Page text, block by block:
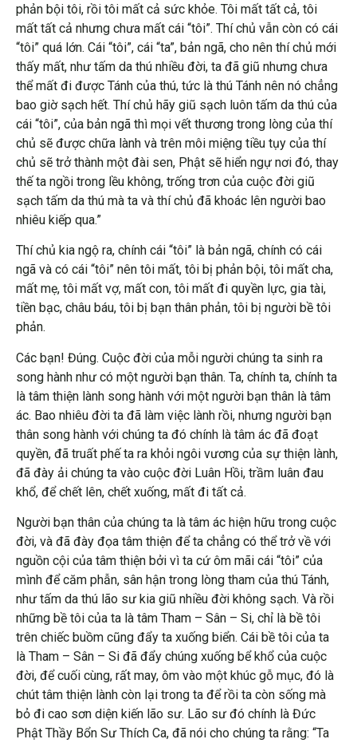
phản bội tôi, rồi tôi mất cả sức khỏe. Tôi mất tất cả, tôi
mất tất cả nhưng chưa mất cái “tôi”. Thí chủ vẫn còn có cái
“tôi” quá lớn. Cái “tôi”, cái “ta”, bản ngã, cho nên thí chủ mới
thấy mất, như tấm da thú nhiều đời, ta đã giũ nhưng chưa
thể mất đi được Tánh của thú, tức là thú Tánh nên nó chẳng
bao giờ sạch hết. Thí chủ hãy giũ sạch luôn tấm da thú của
cái “tôi”, của bản ngã thì mọi vết thương trong lòng của thí
chủ sẽ được chữa lành và trên môi miệng tiều tụy của thí
chủ sẽ trở thành một đài sen, Phật sẽ hiển ngự nơi đó, thay
thế ta ngồi trong lều không, trống trơn của cuộc đời giũ
sạch tấm da thú mà ta và thí chủ đã khoác lên người bao
nhiêu kiếp qua.”
Thí chủ kia ngộ ra, chính cái “tôi” là bản ngã, chính có cái
ngã và có cái “tôi” nên tôi mất, tôi bị phản bội, tôi mất cha,
mất mẹ, tôi mất vợ, mất con, tôi mất đi quyền lực, gia tài,
tiền bạc, châu báu, tôi bị bạn thân phản, tôi bị người bề tôi
phản.
Các bạn! Đúng. Cuộc đời của mỗi người chúng ta sinh ra
song hành như có một người bạn thân. Ta, chính ta, chính ta
là tâm thiện lành song hành với một người bạn thân là tâm
ác. Bao nhiêu đời ta đã làm việc lành rồi, nhưng người bạn
thân song hành với chúng ta đó chính là tâm ác đã đoạt
quyền, đã truất phế ta ra khỏi ngôi vương của sự thiện lành,
đã đày ải chúng ta vào cuộc đời Luân Hồi, trầm luân đau
khổ, để chết lên, chết xuống, mất đi tất cả.
Người bạn thân của chúng ta là tâm ác hiện hữu trong cuộc
đời, và đã đày đọa tâm thiện để ta chẳng có thể trở về với
nguồn cội của tâm thiện bởi vì ta cứ ôm mãi cái “tôi” của
mình để căm phẫn, sân hận trong lòng tham của thú Tánh,
như tấm da thú lão sư kia giũ nhiều đời không sạch. Và rồi
những bề tôi của ta là tâm Tham – Sân – Si, chỉ là bề tôi
trên chiếc buồm cũng đẩy ta xuống biển. Cái bề tôi của ta
là Tham – Sân – Si đã đẩy chúng xuống bể khổ của cuộc
đời, để cuối cùng, rất may, ôm vào một khúc gỗ mục, đó là
chút tâm thiện lành còn lại trong ta để rồi ta còn sống mà
bỏ đi cao sơn diện kiến lão sư. Lão sư đó chính là Đức
Phật Thầy Bổn Sư Thích Ca, đã nói cho chúng ta rằng: “Ta